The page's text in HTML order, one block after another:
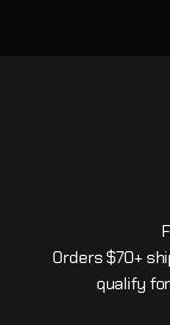
Orders $70+
qualify